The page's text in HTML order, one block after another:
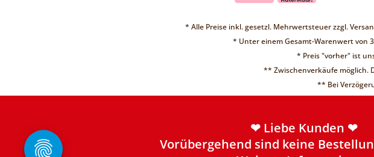
❤ Liebe Kunden ❤
Vorübergehend sind keine
❤ Liebe Kunden ❤
Vorübergehend sind keine
* Alle Preise inkl. gesetzl. Mehrwertsteuer zzgl.
* Unter einem Gesamt-Warenwert von
* Preis "vorher" ist
** Zwischenverkäufe möglich.
** Bei